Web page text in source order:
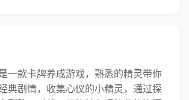
一款卡牌养成游戏，熟悉的精灵带你
典剧情，收集心仪的小精灵，通过探